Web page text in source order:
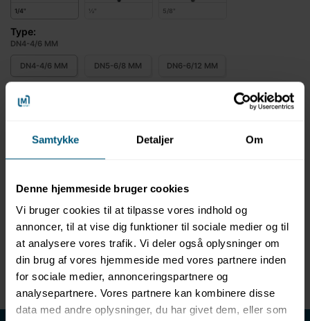
Samtykke Detaljer Om
Denne hjemmeside bruger cookies
Vi bruger cookies til at tilpasse vores indhold og
annoncer, til at vise dig funktioner til sociale medier og til
at analysere vores trafik. Vi deler også oplysninger om
din brug af vores hjemmeside med vores partnere inden
for sociale medier, annonceringspartnere og
analysepartnere. Vores partnere kan kombinere disse
data med andre oplysninger, du har givet dem, eller som
1/4" ½" 5/8"
Type:
DN4-4/6 MM
DN4-4/6 MM DN5-6/8 MM DN6-6/12 MM
Jesco "Doseringsnippel | PVC" fås i flere størrelser, vælg
Mere information
Produktinformation
Doseringsnippel PVC